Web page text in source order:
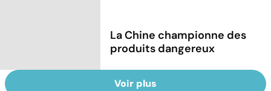
La Chine championne des
produits dangereux
Voir plus